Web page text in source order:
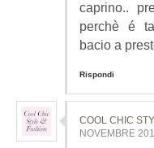
caprino..
perchè é
bacio a
Rispondi
COOL CHIC
NOVEMBRE